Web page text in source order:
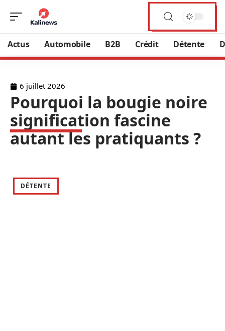
Actus Automobile B2B Crédit Détente
6 juillet 2026
Pourquoi la bougie noire
signification fascine
autant les pratiquants ?
DÉTENTE